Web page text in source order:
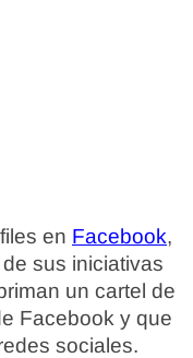
en Facebook,
sus iniciativas
un cartel de
Facebook y que
sociales.